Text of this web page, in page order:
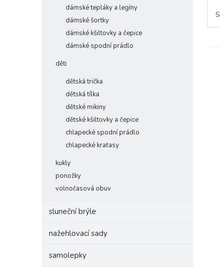
dámské tepláky a legíny
dámské šortky
dámské kšiltovky a čepice
dámské spodní prádlo
děti
dětská trička
dětská tílka
dětské mikiny
dětské kšiltovky a čepice
chlapecké spodní prádlo
chlapecké kraťasy
kukly
ponožky
volnočasová obuv
sluneční brýle
nažehlovací sady
samolepky
S